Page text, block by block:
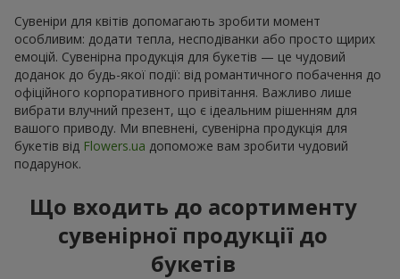
Сувеніри для квітів допомагають зробити момент
особливим: додати тепла, несподіванки або просто щирих
емоцій. Сувенірна продукція для букетів — це чудовий
доданок до будь-якої події: від романтичного побачення до
офіційного корпоративного привітання. Важливо лише
вибрати влучний презент, що є ідеальним рішенням для
вашого приводу. Ми впевнені, сувенірна продукція для
букетів від Flowers.ua допоможе вам зробити чудовий
подарунок.
Що входить до асортименту
сувенірної продукції до
букетів